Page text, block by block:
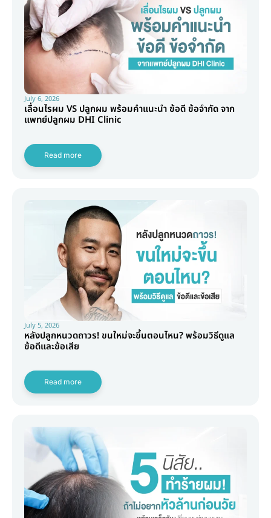
July 6, 2026
เลื่อนไรผม VS ปลูกผม พร้อมคำแนะนำ ข้อดี ข้อจำกัด จาก
แพทย์ปลูกผม DHI Clinic
Read more
July 5, 2026
หลังปลูกหนวดถาวร! ขนใหม่จะขึ้นตอนไหน? พร้อมวิธีดูแล
ข้อดีและข้อเสีย
Read more